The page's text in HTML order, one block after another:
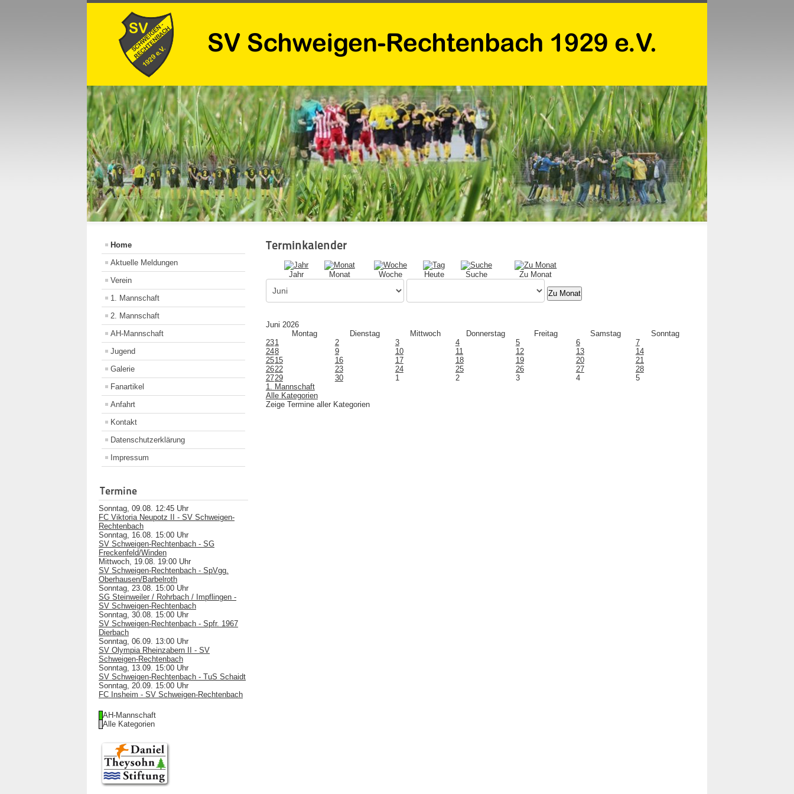
Home
Aktuelle Meldungen
Verein
1. Mannschaft
2. Mannschaft
AH-Mannschaft
Jugend
Galerie
Fanartikel
Anfahrt
Kontakt
Datenschutzerklärung
Impressum
Termine
Sonntag, 09.08. 12:45 Uhr
FC Viktoria Neupotz II - SV Schweigen-
Rechtenbach
Sonntag, 16.08. 15:00 Uhr
SV Schweigen-Rechtenbach - SG
Freckenfeld/Winden
Mittwoch, 19.08. 19:00 Uhr
SV Schweigen-Rechtenbach - SpVgg.
Oberhausen/Barbelroth
Sonntag, 23.08. 15:00 Uhr
SG Steinweiler / Rohrbach / Impflingen -
SV Schweigen-Rechtenbach
Sonntag, 30.08. 15:00 Uhr
SV Schweigen-Rechtenbach - Spfr. 1967
Dierbach
Sonntag, 06.09. 13:00 Uhr
SV Olympia Rheinzabern II - SV
Schweigen-Rechtenbach
Sonntag, 13.09. 15:00 Uhr
SV Schweigen-Rechtenbach - TuS Schaidt
Sonntag, 20.09. 15:00 Uhr
FC Insheim - SV Schweigen-Rechtenbach
AH-Mannschaft
Alle Kategorien
Terminkalender
Jahr Monat Woche Heute Suche Zu Monat
Zu Monat
Juni 2026
Montag
Dienstag Mittwoch Donnerstag Freitag Samstag
Sonntag
231 2 3 4 5 6
7
248 9 10 11 12 13
14
2515 16 17 18 19 20
21
2622 23 24 25 26 27
28
2729 30 1 2 3 4
5
1. Mannschaft
Alle Kategorien
Zeige Termine aller Kategorien